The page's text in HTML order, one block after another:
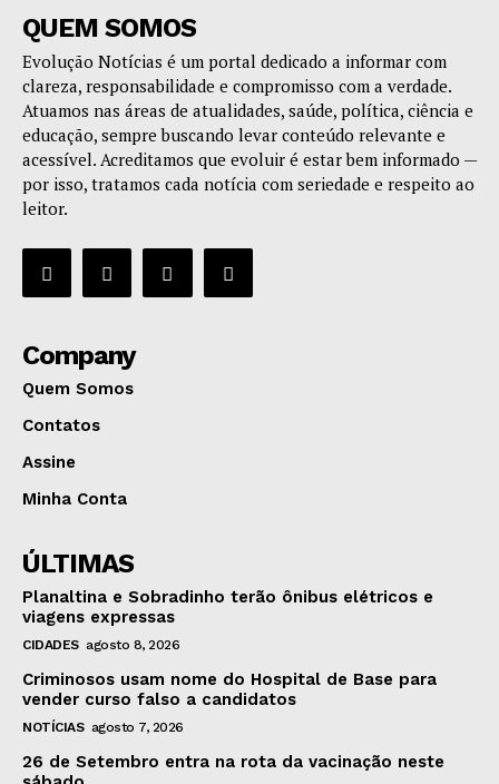
QUEM SOMOS
Evolução Notícias é um portal dedicado a informar com
clareza, responsabilidade e compromisso com a verdade.
Atuamos nas áreas de atualidades, saúde, política, ciência e
educação, sempre buscando levar conteúdo relevante e
acessível. Acreditamos que evoluir é estar bem informado —
por isso, tratamos cada notícia com seriedade e respeito ao
leitor.
Company
Quem Somos
Contatos
Assine
Minha Conta
ÚLTIMAS
Planaltina e Sobradinho terão ônibus elétricos e
viagens expressas
CIDADES agosto 8, 2026
Criminosos usam nome do Hospital de Base para
vender curso falso a candidatos
NOTÍCIAS agosto 7, 2026
26 de Setembro entra na rota da vacinação neste